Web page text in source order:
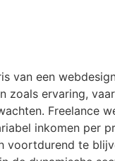
van een
zoals ervaring,
Freelance
inkomen per
voortdurend te